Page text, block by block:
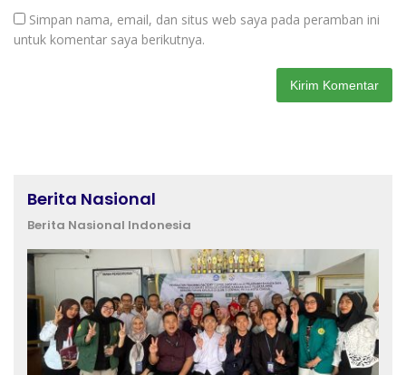
Simpan nama, email, dan situs web saya pada peramban ini
untuk komentar saya berikutnya.
Berita Nasional
Berita Nasional Indonesia